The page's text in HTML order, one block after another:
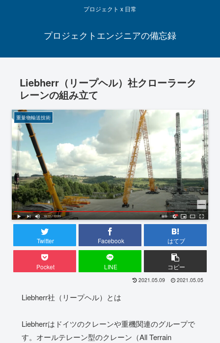
プロジェクト x 日常
プロジェクトエンジニアの備忘録
Liebherr（リープヘル）社クローラーク
レーンの組み立て
重量物輸送技術
Twitter Facebook はてブ
Pocket LINE コピー
2021.05.09 2021.05.05
Liebherr社（リープヘル）とは
Liebherrはドイツのクレーンや重機関連のグループで
す。オールテレーン型のクレーン（All Terrain